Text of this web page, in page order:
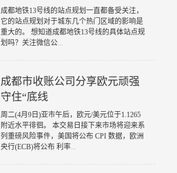
​成都地铁13号线的站点规划一直都备受关注，
它的站点规划对于城东几个热门区域的影响是
重大的。 想知道成都地铁13号线的具体站点规
划吗？关注微信公...
成都市收账公司分享欧元顽强
守住“底线
​周二(4月9日)亚市午后，欧元/美元位于1.1265
附近水平徘徊。 本交易日接下来市场将迎来系
列重磅风险事件，美国将公布 CPI 数据，欧洲
央行(ECB)将公布 利率...